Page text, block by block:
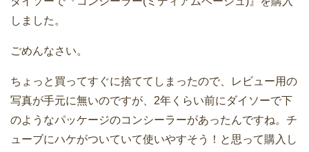
しました。
ごめんなさい。
ちょっと買ってすぐに捨ててしまったので、レビュー用の
写真が手元に無いのですが、2年くらい前にダイソーで下
のようなパッケージのコンシーラーがあったんですね。チ
ューブにハケがついていて使いやすそう！と思って購入し